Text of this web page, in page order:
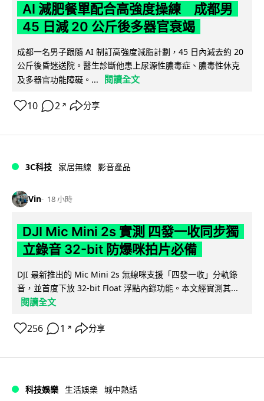
AI 減肥餐單配合高強度操練 成都男
45 日減 20 公斤後多器官衰竭
成都一名男子跟隨 AI 制訂高強度減脂計劃，45 日內減去約 20
公斤後昏迷送院。醫生診斷他患上尿源性膿毒症、膿毒性休克
及多器官功能障礙。...
閱讀全文
10 2 ↗ 分享
3C科技 家居無線 影音產品
Vin 18 小時
DJI Mic Mini 2s 實測 四發一收同步獨
立錄音 32-bit 防爆咪拍片必備
DJI 最新推出的 Mic Mini 2s 無線咪支援「四發一收」分軌錄
音，並首度下放 32-bit Float 浮點內錄功能。本文經實測其...
閱讀全文
256 1 ↗ 分享
科技娛樂 生活娛樂 城中熱話